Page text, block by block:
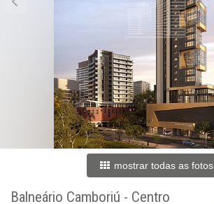
mostrar todas as fotos
Balneário Camboriú - Centro